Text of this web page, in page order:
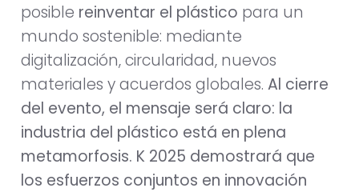
posible reinventar el plástico para un
mundo sostenible: mediante
digitalización, circularidad, nuevos
materiales y acuerdos globales. Al cierre
del evento, el mensaje será claro: la
industria del plástico está en plena
metamorfosis. K 2025 demostrará que
los esfuerzos conjuntos en innovación